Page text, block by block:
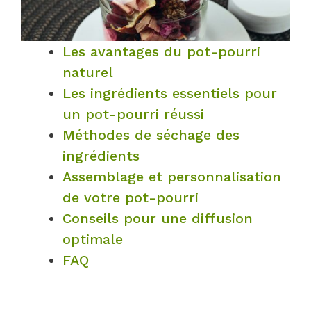
Les avantages du pot-pourri
naturel
Les ingrédients essentiels pour
un pot-pourri réussi
Méthodes de séchage des
ingrédients
Assemblage et personnalisation
de votre pot-pourri
Conseils pour une diffusion
optimale
FAQ